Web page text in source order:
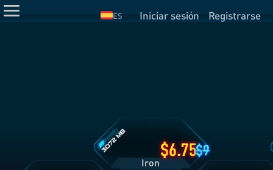
ES Iniciar sesión Registrarse